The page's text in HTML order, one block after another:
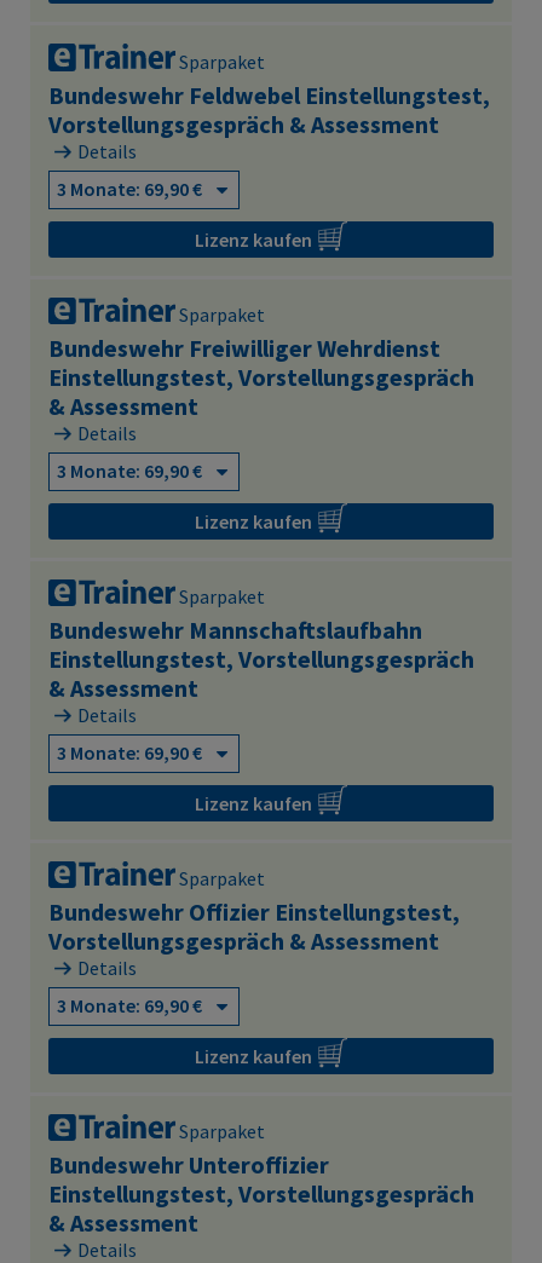
Sparpaket
Bundeswehr Feldwebel Einstellungstest,
Vorstellungsgespräch & Assessment
Details
Lizenz kaufen
Sparpaket
Bundeswehr Freiwilliger Wehrdienst
Einstellungstest, Vorstellungsgespräch
& Assessment
Details
Lizenz kaufen
Sparpaket
Bundeswehr Mannschaftslaufbahn
Einstellungstest, Vorstellungsgespräch
& Assessment
Details
Lizenz kaufen
Sparpaket
Bundeswehr Offizier Einstellungstest,
Vorstellungsgespräch & Assessment
Details
Lizenz kaufen
Sparpaket
Bundeswehr Unteroffizier
Einstellungstest, Vorstellungsgespräch
& Assessment
Details